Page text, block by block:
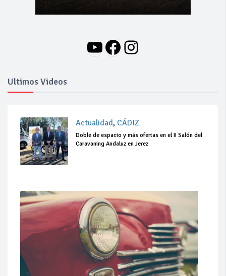
YouTube
Facebook
Instagram
Ultimos Videos
Actualidad, CÁDIZ
Doble de espacio y más ofertas en el II Salón del
Caravaning Andaluz en Jerez